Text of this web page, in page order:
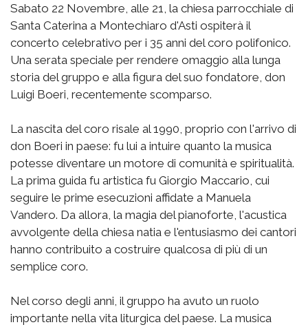
Sabato 22 Novembre, alle 21, la chiesa parrocchiale di
Santa Caterina a Montechiaro d'Asti ospiterà il
concerto celebrativo per i 35 anni del coro polifonico.
Una serata speciale per rendere omaggio alla lunga
storia del gruppo e alla figura del suo fondatore, don
Luigi Boeri, recentemente scomparso.
La nascita del coro risale al 1990, proprio con l'arrivo di
don Boeri in paese: fu lui a intuire quanto la musica
potesse diventare un motore di comunità e spiritualità.
La prima guida fu artistica fu Giorgio Maccario, cui
seguire le prime esecuzioni affidate a Manuela
Vandero. Da allora, la magia del pianoforte, l'acustica
avvolgente della chiesa natia e l'entusiasmo dei cantori
hanno contribuito a costruire qualcosa di più di un
semplice coro.
Nel corso degli anni, il gruppo ha avuto un ruolo
importante nella vita liturgica del paese. La musica